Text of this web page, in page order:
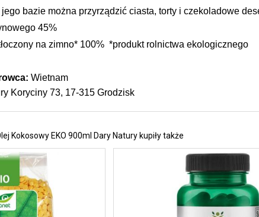
bazie można przyrządzić ciasta, torty i czekoladowe
45%
na zimno* 100%  *produkt rolnictwa ekologicznego
Wietnam
Koryciny 73, 17-315 Grodzisk
Kokosowy EKO 900ml Dary Natury kupiły także